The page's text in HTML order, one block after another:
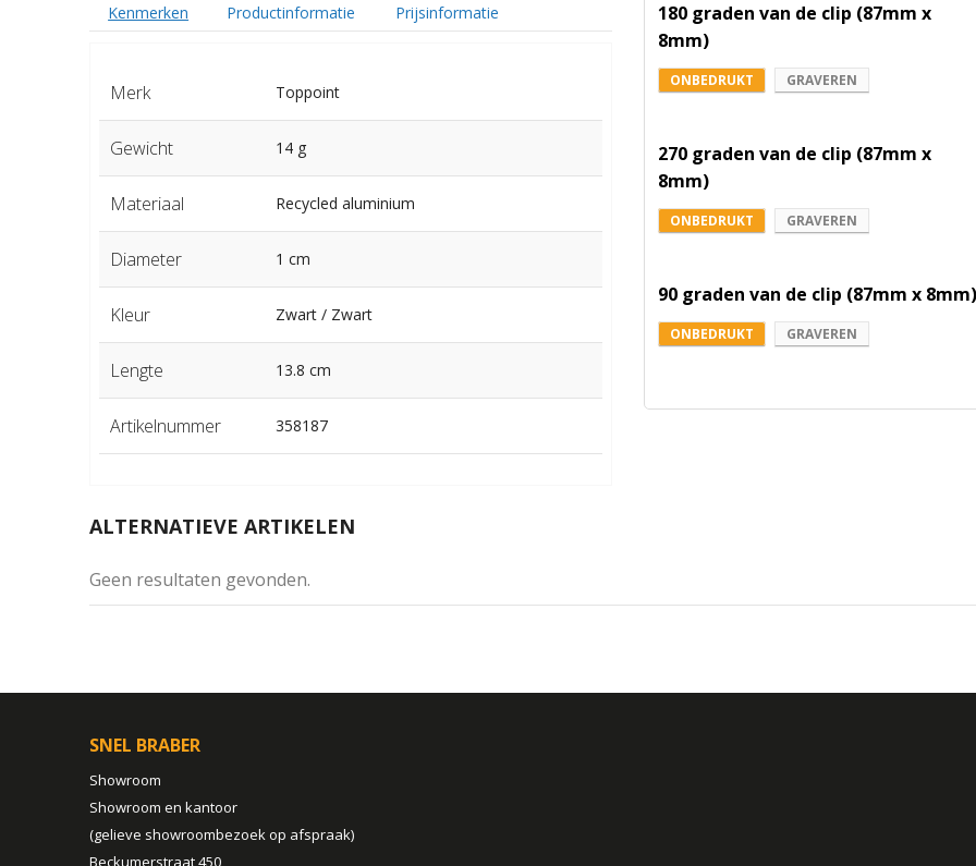
180 graden van de clip (87mm x
8mm)
ONBEDRUKT GRAVEREN
270 graden van de clip (87mm x
8mm)
ONBEDRUKT GRAVEREN
90 graden van de clip (87mm x 8mm)
ONBEDRUKT GRAVEREN
Kenmerken Productinformatie Prijsinformatie
Merk Toppoint
Gewicht 14 g
Materiaal Recycled aluminium
Diameter 1 cm
Kleur Zwart / Zwart
Lengte 13.8 cm
Artikelnummer 358187
ALTERNATIEVE ARTIKELEN
Geen resultaten gevonden.
SNEL BRABER
Showroom
Showroom en kantoor
(gelieve showroombezoek op afspraak)
Beckumerstraat 450